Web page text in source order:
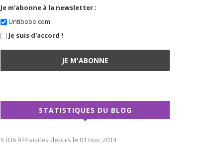
Je m'abonne à la newsletter :
Untibebe.com
Je suis d'accord !
STATISTIQUES DU BLOG
5 036 974 visites depuis le 01 nov. 2014